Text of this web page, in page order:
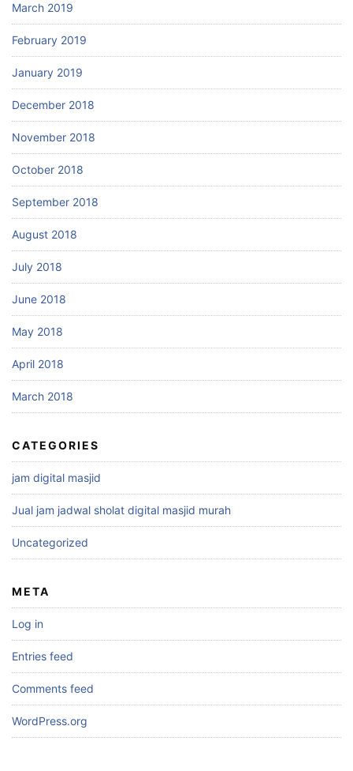
March 2019
February 2019
January 2019
December 2018
November 2018
October 2018
September 2018
August 2018
July 2018
June 2018
May 2018
April 2018
March 2018
CATEGORIES
jam digital masjid
Jual jam jadwal sholat digital masjid murah
Uncategorized
META
Log in
Entries feed
Comments feed
WordPress.org